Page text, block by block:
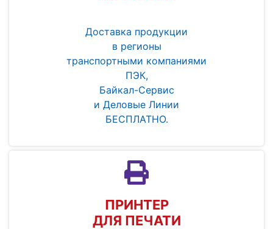
Доставка продукции
в регионы
транспортными компаниями
ПЭК,
Байкал-Сервис
и Деловые Линии
БЕСПЛАТНО.
ПРИНТЕР
ДЛЯ ПЕЧАТИ